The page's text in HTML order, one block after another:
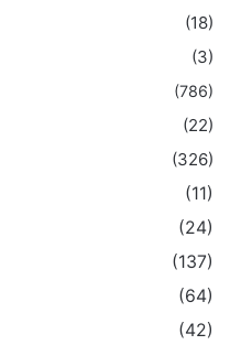
(18)
(3)
(786)
(22)
(326)
(11)
(24)
(137)
(64)
(42)